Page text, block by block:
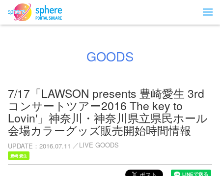
GOODS
7/17「LAWSON presents 豊崎愛生 3rd
コンサートツアー2016 The key to
Lovin'」神奈川・神奈川県立県民ホール
会場カラーグッズ販売開始時間情報
UPDATE 2016.07.11 LIVE GOODS
豊崎 愛生